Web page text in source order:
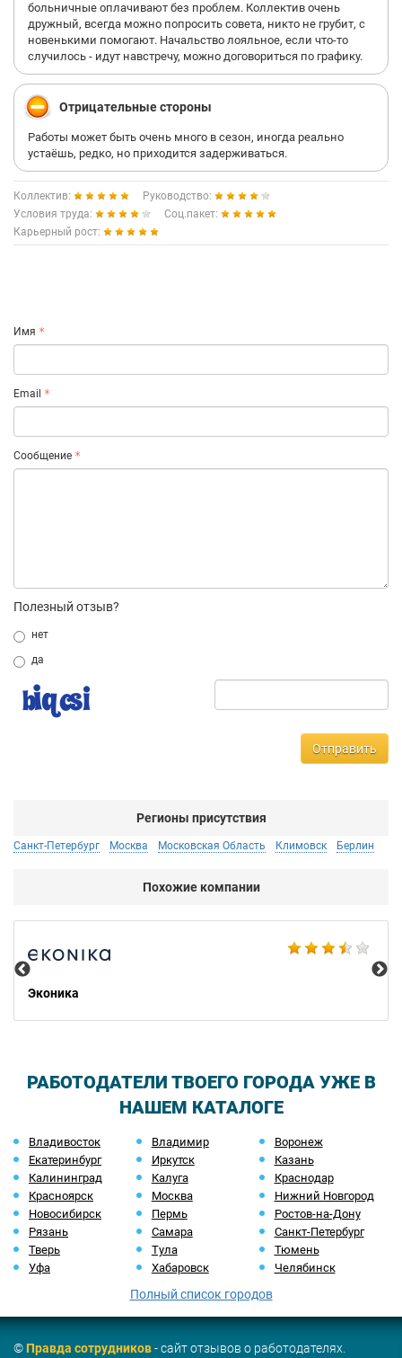
больничные оплачивают без проблем. Коллектив очень
дружный, всегда можно попросить совета, никто не грубит, с
новенькими помогают. Начальство лояльное, если что-то
случилось - идут навстречу, можно договориться по графику.
Отрицательные стороны
Работы может быть очень много в сезон, иногда реально
устаёшь, редко, но приходится задерживаться.
Коллектив:
Руководство:
Условия труда:
Соц.пакет:
Карьерный рост:
Имя
Email
Сообщение
Полезный отзыв?
нет
да
Отправить
Регионы присутствия
Санкт-Петербург Москва Московская Область Климовск Берлин
Похожие компании
Эконика
РАБОТОДАТЕЛИ ТВОЕГО ГОРОДА УЖЕ В
НАШЕМ КАТАЛОГЕ
Владивосток Владимир
Воронеж
Екатеринбург
Иркутск
Казань
Калининград
Калуга
Краснодар
Красноярск
Москва
Нижний Новгород
Новосибирск
Пермь
Ростов-на-Дону
Рязань
Самара
Санкт-Петербург
Тверь
Тула
Тюмень
Уфа
Хабаровск Челябинск
Полный список городов
©Правда сотрудников- сайт отзывов о работодателях.